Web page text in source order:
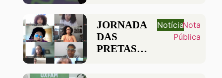
JORNADA
DAS
PRETAS
NotíciaNota
Pública